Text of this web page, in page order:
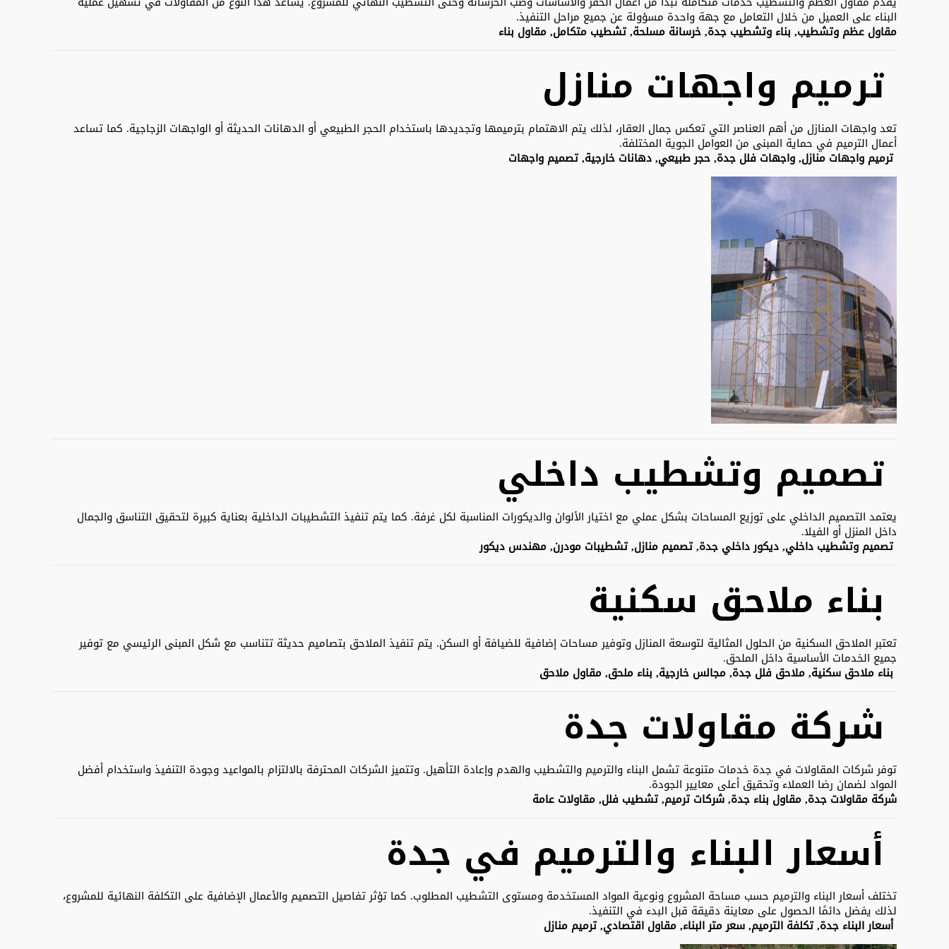
البناء على العميل من خلال التعامل مع جهة واحدة مسؤولة عن جميع مراحل التنفيذ.
مقاول عظم وتشطيب, بناء وتشطيب جدة, خرسانة مسلحة, تشطيب متكامل, مقاول بناء
ترميم واجهات منازل
تعد واجهات المنازل من أهم العناصر التي تعكس جمال العقار، لذلك يتم الاهتمام بترميمها وتجديدها باستخدام الحجر الطبيعي أو الدهانات الحديثة أو الواجهات الزجاجية. كما تساعد
أعمال الترميم في حماية المبنى من العوامل الجوية المختلفة.
ترميم واجهات منازل, واجهات فلل جدة, حجر طبيعي, دهانات خارجية, تصميم واجهات
تصميم وتشطيب داخلي
يعتمد التصميم الداخلي على توزيع المساحات بشكل عملي مع اختيار الألوان والديكورات المناسبة لكل غرفة. كما يتم تنفيذ التشطيبات الداخلية بعناية كبيرة لتحقيق التناسق والجمال
داخل المنزل أو الفيلا.
تصميم وتشطيب داخلي, ديكور داخلي جدة, تصميم منازل, تشطيبات مودرن, مهندس ديكور
بناء ملاحق سكنية
تعتبر الملاحق السكنية من الحلول المثالية لتوسعة المنازل وتوفير مساحات إضافية للضيافة أو السكن. يتم تنفيذ الملاحق بتصاميم حديثة تتناسب مع شكل المبنى الرئيسي مع توفير
جميع الخدمات الأساسية داخل الملحق.
بناء ملاحق سكنية, ملاحق فلل جدة, مجالس خارجية, بناء ملحق, مقاول ملاحق
شركة مقاولات جدة
توفر شركات المقاولات في جدة خدمات متنوعة تشمل البناء والترميم والتشطيب والهدم وإعادة التأهيل. وتتميز الشركات المحترفة بالالتزام بالمواعيد وجودة التنفيذ واستخدام أفضل
المواد لضمان رضا العملاء وتحقيق أعلى معايير الجودة.
شركة مقاولات جدة, مقاول بناء جدة, شركات ترميم, تشطيب فلل, مقاولات عامة
أسعار البناء والترميم في جدة
تختلف أسعار البناء والترميم حسب مساحة المشروع ونوعية المواد المستخدمة ومستوى التشطيب المطلوب. كما تؤثر تفاصيل التصميم والأعمال الإضافية على التكلفة النهائية للمشروع،
لذلك يفضل دائمًا الحصول على معاينة دقيقة قبل البدء في التنفيذ.
أسعار البناء جدة, تكلفة الترميم, سعر متر البناء, مقاول اقتصادي, ترميم منازل